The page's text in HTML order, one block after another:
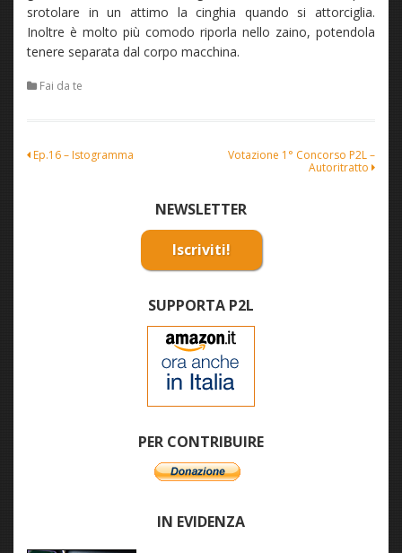
srotolare in un attimo la cinghia quando si attorciglia.
Inoltre è molto più comodo riporla nello zaino, potendola
tenere separata dal corpo macchina.
Fai da te
Navigazione
Ep.16 – Istogramma
Votazione 1° Concorso P2L –
Autoritratto
NEWSLETTER
Iscriviti!
SUPPORTA P2L
PER CONTRIBUIRE
IN EVIDENZA